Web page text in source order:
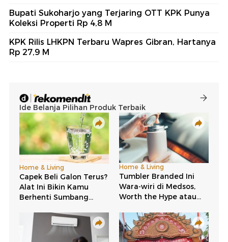
Bupati Sukoharjo yang Terjaring OTT KPK Punya
Koleksi Properti Rp 4,8 M
KPK Rilis LHKPN Terbaru Wapres Gibran, Hartanya
Rp 27,9 M